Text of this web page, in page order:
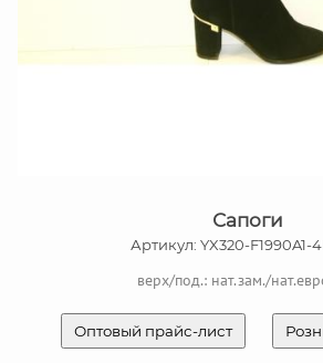
Сапоги
Артикул: YX320-F1990A1-
верх/под.: нат.зам./
Оптовый прайс-лист